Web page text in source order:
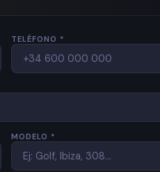
TELÉFONO *
MODELO *